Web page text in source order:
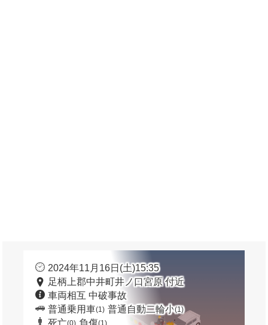
2024年11月16日(土)15:35
足柄上郡中井町井ノ口宮原 付近
車両相互 中破事故
普通乗用車(1) 普通自動二輪小(1)
(0) (1)